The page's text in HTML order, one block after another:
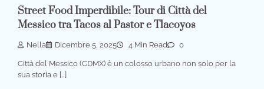
Street Food Imperdibile: Tour di Città del
Messico tra Tacos al Pastor e Tlacoyos
Nella Dicembre 5, 2025 4 Min Read 0
Città del Messico (CDMX) è un colosso urbano non solo per la
sua storia e […]